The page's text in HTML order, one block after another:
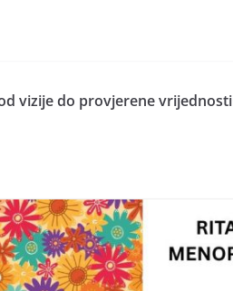
vizije do provjerene vrijednosti